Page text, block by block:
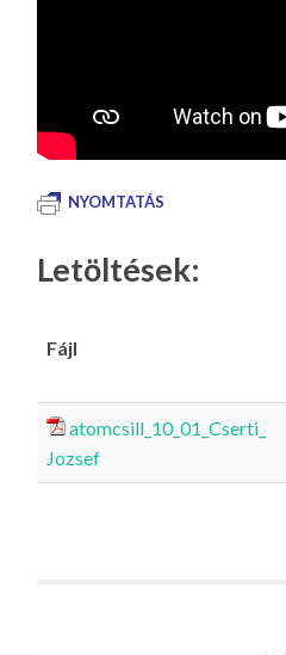
NYOMTATÁS
Letöltések:
Fájl
atomcsill_10_01_Cserti_
Jozsef